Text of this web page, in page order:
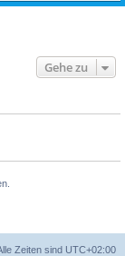
Gehe zu
Zeiten sind UTC+02:00